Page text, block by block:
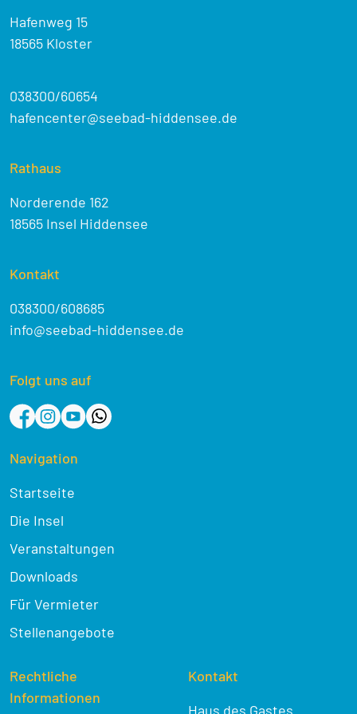
Hafenweg 15
18565 Kloster
038300/60654
hafencenter@seebad-hiddensee.de
Rathaus
Norderende 162
18565 Insel Hiddensee
Kontakt
038300/608685
info@seebad-hiddensee.de
Folgt uns auf
Navigation
Startseite
Die Insel
Veranstaltungen
Downloads
Für Vermieter
Stellenangebote
Rechtliche
Informationen
Kontakt
Haus des Gastes